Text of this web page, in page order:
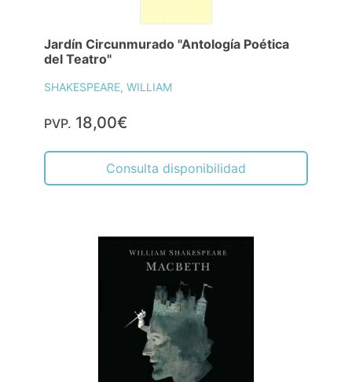
Jardín Circunmurado "Antología Poética
del Teatro"
SHAKESPEARE, WILLIAM
PVP. 18,00€
Consulta disponibilidad